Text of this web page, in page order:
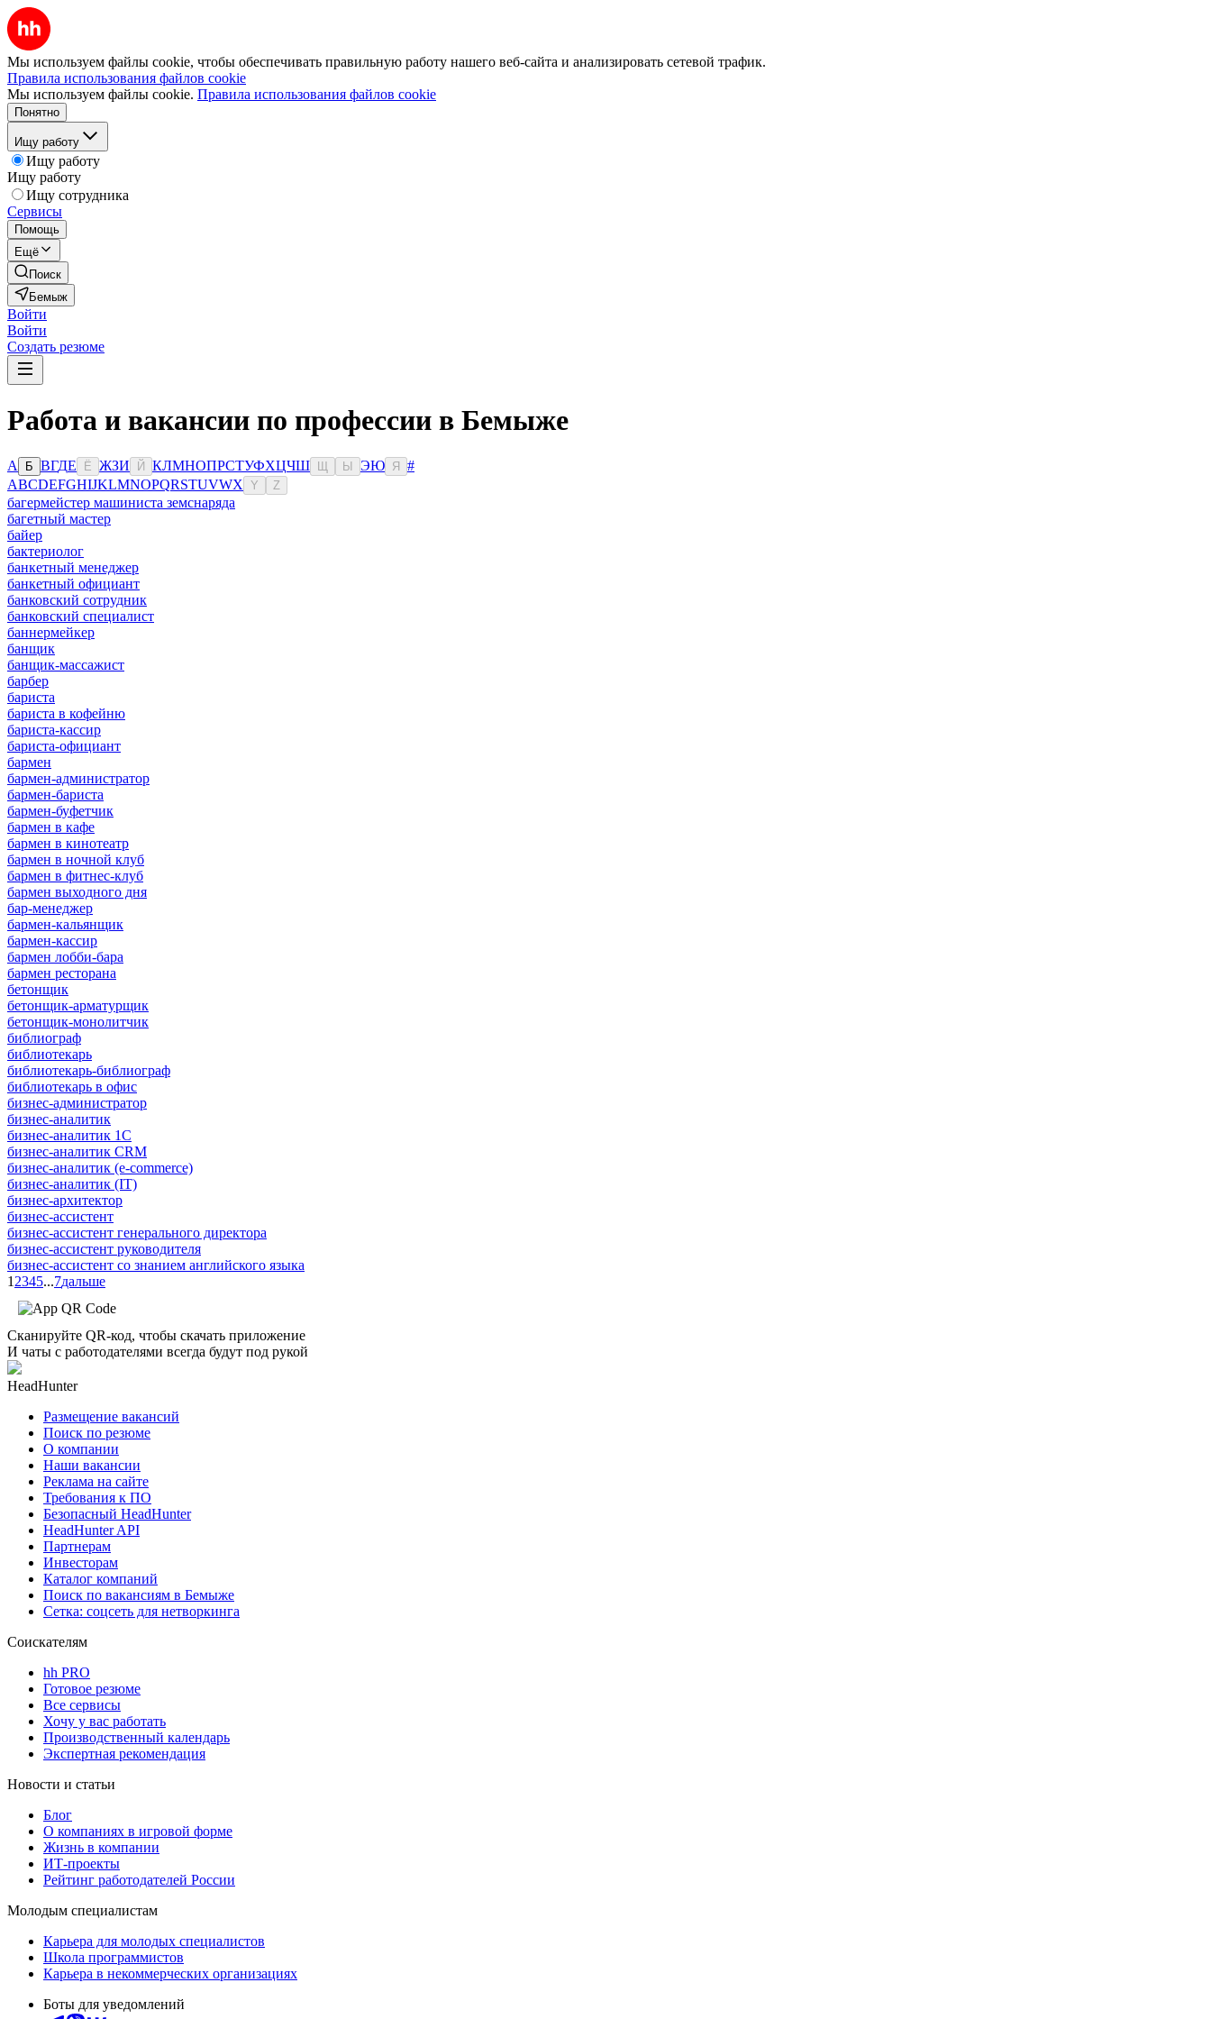
Мы используем файлы cookie, чтобы обеспечивать правильную работу нашего веб-сайта и анализировать сетевой трафик.
Правила использования файлов cookie
Мы используем файлы cookie. Правила использования файлов cookie
Понятно
Ищу работу
Ищу работу
Ищу работу
Ищу сотрудника
Сервисы
Помощь
Ещё
Поиск
Бемыж
Войти
Войти
Создать резюме
Работа и вакансии по профессии в Бемыже
А Б ВГДЕ Ё ЖЗИ Й КЛМНОПРСТУФХЦЧШ Ы ЭЮ Я
#
ABCDEFGHIJKLMNOPQRSTUVWX Y Z
багермейстер машиниста земснаряда
багетный мастер
байер
бактериолог
банкетный менеджер
банкетный официант
банковский сотрудник
банковский специалист
баннермейкер
банщик
банщик-массажист
барбер
бариста
бариста в кофейню
бариста-кассир
бариста-официант
бармен
бармен-администратор
бармен-бариста
бармен-буфетчик
бармен в кафе
бармен в кинотеатр
бармен в ночной клуб
бармен в фитнес-клуб
бармен выходного дня
бар-менеджер
бармен-кальянщик
бармен-кассир
бармен лобби-бара
бармен ресторана
бетонщик
бетонщик-арматурщик
бетонщик-монолитчик
библиограф
библиотекарь
библиотекарь-библиограф
библиотекарь в офис
бизнес-администратор
бизнес-аналитик
бизнес-аналитик 1С
бизнес-аналитик CRM
бизнес-аналитик (e-commerce)
бизнес-аналитик (IT)
бизнес-архитектор
бизнес-ассистент
бизнес-ассистент генерального директора
бизнес-ассистент руководителя
бизнес-ассистент со знанием английского языка
1 2345...7дальше
Сканируйте QR-код, чтобы скачать приложение
И чаты с работодателями всегда будут под рукой
HeadHunter
Размещение вакансий
Поиск по резюме
О компании
Наши вакансии
Реклама на сайте
Требования к ПО
Безопасный HeadHunter
HeadHunter API
Партнерам
Инвесторам
Каталог компаний
Поиск по вакансиям в Бемыже
Сетка: соцсеть для нетворкинга
Соискателям
hh PRO
Готовое резюме
Все сервисы
Хочу у вас работать
Производственный календарь
Экспертная рекомендация
Новости и статьи
Блог
О компаниях в игровой форме
Жизнь в компании
ИТ-проекты
Рейтинг работодателей России
Молодым специалистам
Карьера для молодых специалистов
Школа программистов
Карьера в некоммерческих организациях
Боты для уведомлений